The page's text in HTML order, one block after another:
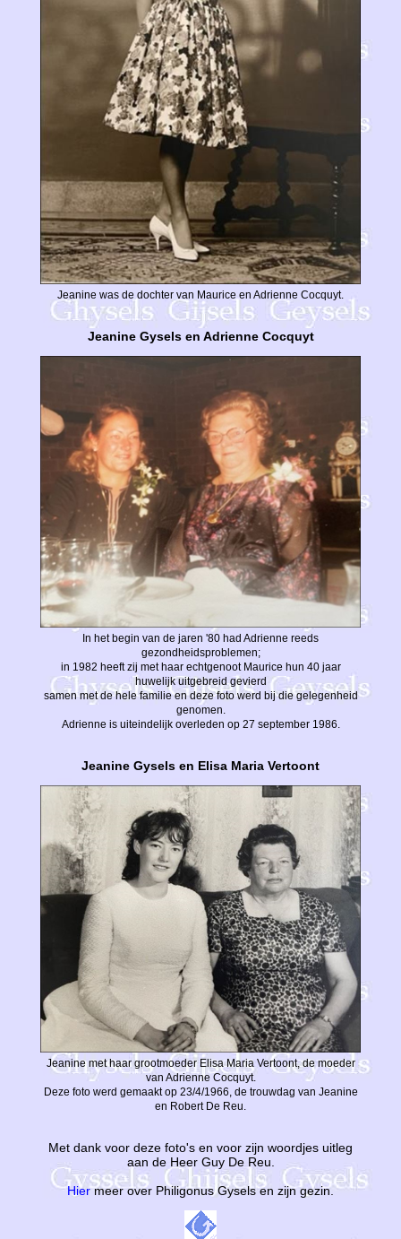
Jeanine was de dochter van Maurice en Adrienne Cocquyt.
Jeanine Gysels en Adrienne Cocquyt
In het begin van de jaren '80 had Adrienne reeds
gezondheidsproblemen;
in 1982 heeft zij met haar echtgenoot Maurice hun 40 jaar
huwelijk uitgebreid gevierd
samen met de hele familie en deze foto werd bij die gelegenheid
genomen.
Adrienne is uiteindelijk overleden op 27 september 1986.
Jeanine Gysels en Elisa Maria Vertoont
Jeanine met haar grootmoeder Elisa Maria Vertoont, de moeder
van Adrienne Cocquyt.
Deze foto werd gemaakt op 23/4/1966, de trouwdag van Jeanine
en Robert De Reu.
Met dank voor deze foto's en voor zijn woordjes uitleg
aan de Heer Guy De Reu.
Hiermeer over Philigonus Gysels en zijn gezin.